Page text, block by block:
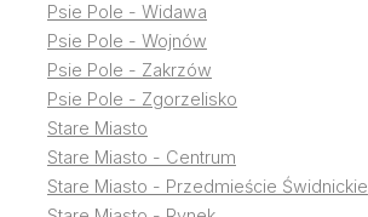
Psie Pole - Widawa
Psie Pole - Wojnów
Psie Pole - Zakrzów
Psie Pole - Zgorzelisko
Stare Miasto
Stare Miasto - Centrum
Stare Miasto - Przedmieście Świdnickie